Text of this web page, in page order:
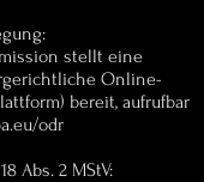
stellt eine
Online-
bereit, aufrufbar
odr
Abs. 2 MStV: